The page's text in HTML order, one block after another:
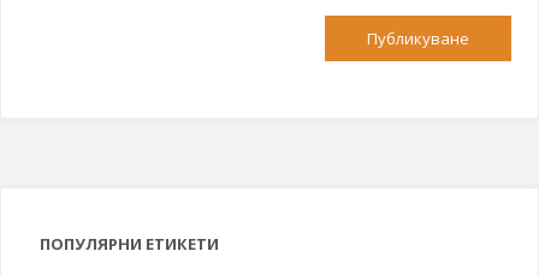
ПОПУЛЯРНИ ЕТИКЕТИ